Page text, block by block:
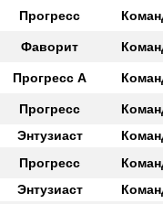
Прогресс
Фаворит
Прогресс А
Прогресс
Энтузиаст
Прогресс
Энтузиаст